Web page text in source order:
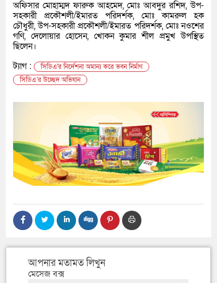
অফিসার মোহাম্মদ ফারুক আহমেদ, মোঃ আবদুর রশিদ, উপ-
সহকারী প্রকৌশলী/ইমারত পরিদর্শক, মোঃ কামরুল হক
চৌধুরী, উপ-সহকারী প্রকৌশলী/ইমারত পরিদর্শক, মোঃ নওশের
গণি, দেলোয়ার হোসেন, খোকন কুমার শীল প্রমুখ উপস্থিত
ছিলেন।
ট্যাগ :
সিডিএ'র নির্দেশনা অমান্য করে ভবন নির্মাণ
সিডিএ’র উচ্ছেদ অভিযান
আপনার মতামত লিখুন
মেসেজ বক্স